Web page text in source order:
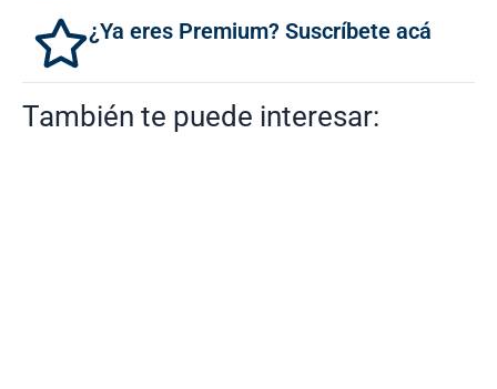
¿Ya eres Premium? Suscríbete acá
También te puede interesar: